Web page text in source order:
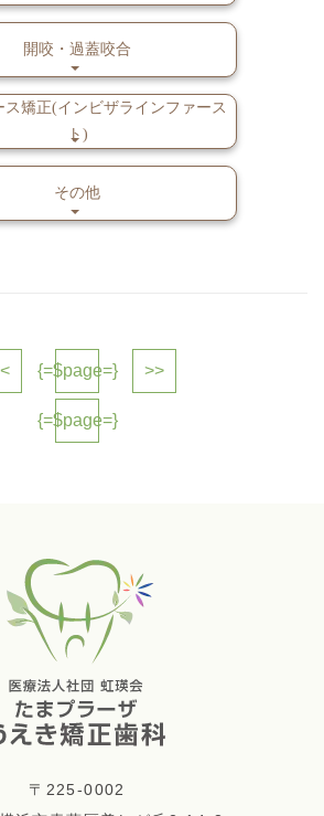
開咬・過蓋咬合
ス矯正(インビザラインファース
ト)
その他
{=$page=}
{=$page=}
>>
〒225-0002